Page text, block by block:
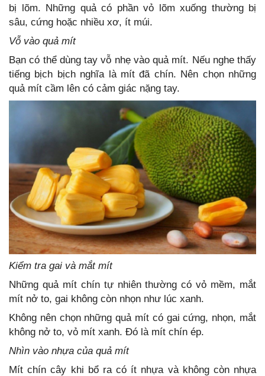
bị lõm. Những quả có phần vỏ lõm xuống thường bị
sâu, cứng hoặc nhiều xơ, ít múi.
Vỗ vào quả mít
Bạn có thể dùng tay vỗ nhẹ vào quả mít. Nếu nghe thấy
tiếng bịch bịch nghĩa là mít đã chín. Nên chọn những
quả mít cầm lên có cảm giác nặng tay.
Kiểm tra gai và mắt mít
Những quả mít chín tự nhiên thường có vỏ mềm, mắt
mít nở to, gai không còn nhọn như lúc xanh.
Không nên chọn những quả mít có gai cứng, nhọn, mắt
không nở to, vỏ mít xanh. Đó là mít chín ép.
Nhìn vào nhựa của quả mít
Mít chín cây khi bổ ra có ít nhựa và không còn nhựa